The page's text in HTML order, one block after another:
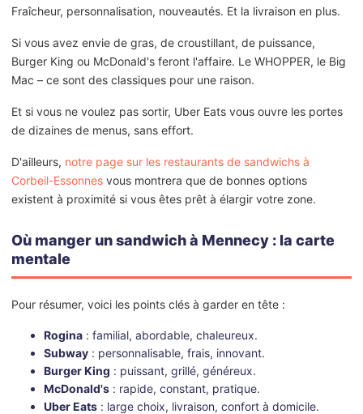
Fraîcheur, personnalisation, nouveautés. Et la livraison en plus.
Si vous avez envie de gras, de croustillant, de puissance,
Burger King ou McDonald's feront l'affaire. Le WHOPPER, le Big
Mac – ce sont des classiques pour une raison.
Et si vous ne voulez pas sortir, Uber Eats vous ouvre les portes
de dizaines de menus, sans effort.
D'ailleurs, notre page sur les restaurants de sandwichs à
Corbeil-Essonnes vous montrera que de bonnes options
existent à proximité si vous êtes prêt à élargir votre zone.
Où manger un sandwich à Mennecy : la carte
mentale
Pour résumer, voici les points clés à garder en tête :
Rogina : familial, abordable, chaleureux.
Subway : personnalisable, frais, innovant.
Burger King : puissant, grillé, généreux.
McDonald's : rapide, constant, pratique.
Uber Eats : large choix, livraison, confort à domicile.